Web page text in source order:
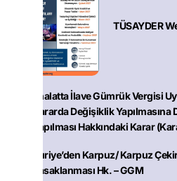
TÜSAYDER
İthalatta İlave Gümrük Vergisi
Kararda Değişiklik
Yapılması Hakkındaki Karar
Suriye’den Karpuz/ Karpuz
Yasaklanması Hk. – GGM